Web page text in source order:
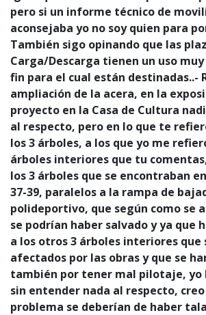
pero si un informe técnico de
aconsejaba yo no soy quien para
También sigo opinando que las
Carga/Descarga tienen un uso
fin para el cual están destinadas..-
ampliación de la acera, en la
proyecto en la Casa de Cultura
al respecto, pero en lo que te
los 3 árboles, a los que yo me
árboles interiores que tu
los 3 árboles que se encontraban
37-39, paralelos a la rampa de
polideportivo, que según como se
se podrían haber salvado y ya que
a los otros 3 árboles interiores que
afectados por las obras y que se
también por tener mal pilotaje, yo
sin entender nada al respecto,
problema se deberían de haber